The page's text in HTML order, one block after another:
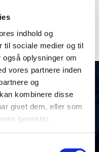
indhold og
til sociale medier og til
oplysninger om
vores partnere inden
og
kombinere disse
givet dem, eller som
tjenester.